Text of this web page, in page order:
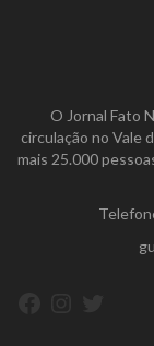
O Jornal Fato
circulação no Vale
mais 25.000